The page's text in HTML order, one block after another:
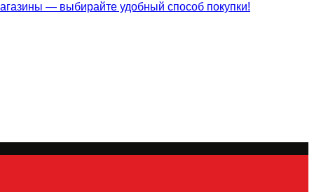
— выбирайте удобный способ покупки!